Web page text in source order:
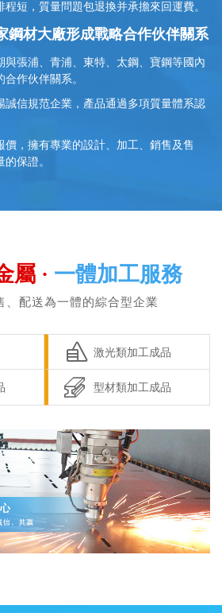
短，質量問題包退換并承擔來回運費。
鋼材大廠形成戰略合作伙伴關系
與張浦、青浦、東特、太鋼、寶鋼等國內
作伙伴關系。
誠信規范企業，產品通過多項質量體系認
價，擁有專業的設計、加工、銷售及售
保證。
屬 · 一體加工服務
、配送為一體的綜合型企業
 激光類加工成品
 型材類加工成品